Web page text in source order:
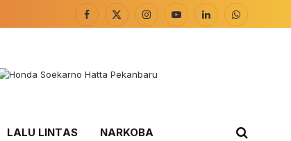
Facebook
X
InstagramYouTubeLinkedInWhatsApp
LALU LINTAS NARKOBA